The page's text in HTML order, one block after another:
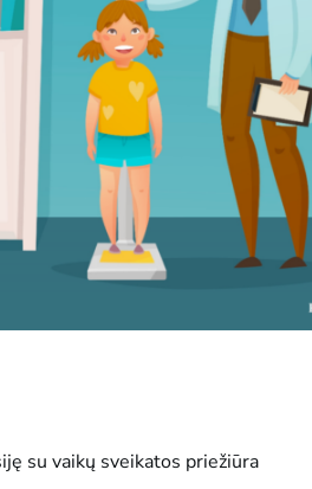
su vaikų sveikatos priežiūra